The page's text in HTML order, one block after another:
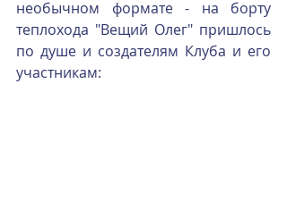
необычном формате - на борту
теплохода "Вещий Олег" пришлось
по душе и создателям Клуба и его
участникам: